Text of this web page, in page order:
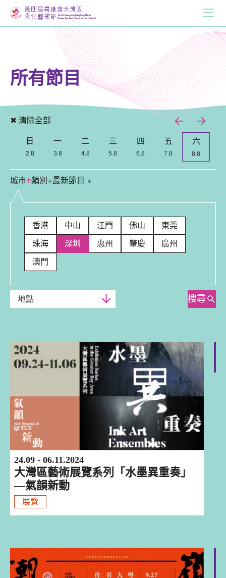
所有節目
✖ 清除全部
日 一 二 三 四 五 六
2.8 3.8 4.8 5.8 6.8 7.8 8.8
城市 類別 最新節目
香港 中山 江門 佛山 東莞
珠海 深圳 惠州 肇慶 廣州
澳門
地點 搜尋
24.09 - 06.11.2024
大灣區藝術展覽系列「水墨異重奏」
—氣韻新動
展覽